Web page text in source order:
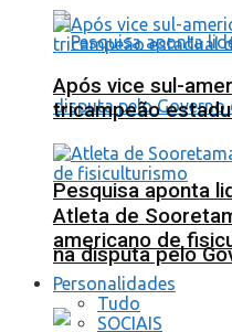
Pesquisa aponta
na disputa pelo
Após vice sul-
tricampeão
Atleta de
americano de
Personalidades
Tudo
SOCIAIS